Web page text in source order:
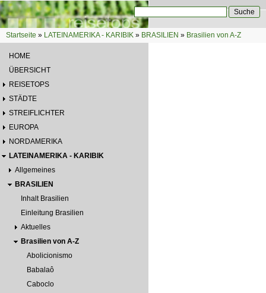
Direkt zum Inhalt
Suchformular
Sie sind hier
Startseite » LATEINAMERIKA - KARIBIK » BRASILIEN » Brasilien von A-Z
HOME
ÜBERSICHT
REISETOPS
STÄDTE
STREIFLICHTER
EUROPA
NORDAMERIKA
LATEINAMERIKA - KARIBIK
Allgemeines
BRASILIEN
Inhalt Brasilien
Einleitung Brasilien
Aktuelles
Brasilien von A-Z
Abolicionismo
Babalaô
Caboclo